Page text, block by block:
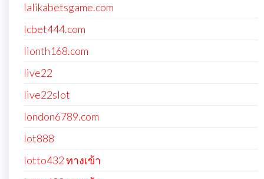
lalikabetsgame.com
lcbet444.com
lionth168.com
live22
live22slot
london6789.com
lot888
lotto432 ทางเข้า